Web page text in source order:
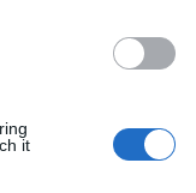
it